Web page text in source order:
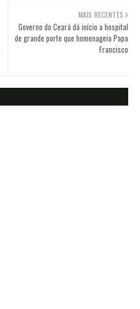
MAIS RECENTES
Governo do Ceará dá início a hospital
de grande porte que homenageia Papa
Francisco